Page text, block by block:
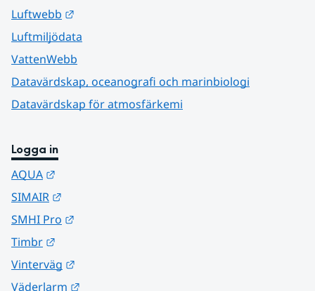
Luftwebb
Luftmiljödata
VattenWebb
Datavärdskap, oceanografi och marinbiologi
Datavärdskap för atmosfärkemi
Logga in
AQUA
SIMAIR
SMHI Pro
Timbr
Vinterväg
Väderlarm